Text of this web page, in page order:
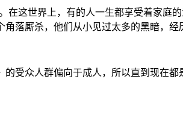
在这世界上，有的人一生都享受着家庭
落厮杀，他们从小见过太多的黑暗，经
受众人群偏向于成人，所以直到现在